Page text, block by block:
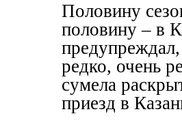
Половину
половину – в
редко, очень
сумела
приезд в